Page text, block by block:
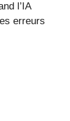
l’IA
erreurs